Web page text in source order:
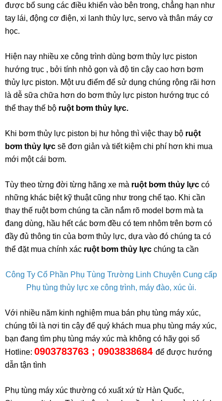
được bổ sung các điều khiển vào bên trong, chẳng hạn như
tay lái, động cơ điện, xi lanh thủy lực, servo và thân máy cơ
học.
Hiện nay nhiều xe công trình dùng bơm thủy lực piston
hướng trục , bởi tính nhỏ gọn và độ tin cậy cao hơn bơm
thủy lực piston. Một ưu điểm để sử dụng chúng rộng rãi hơn
là dễ sữa chữa hơn do bơm thủy lực piston hướng trục có
thể thay thế bộ ruột bơm thủy lực.
Khi bơm thủy lực piston bị hư hỏng thì việc thay bộ ruột
bơm thủy lực sẽ đơn giản và tiết kiệm chi phí hơn khi mua
mới một cái bơm.
Tùy theo từng đời từng hãng xe mà ruột bơm thủy lực có
những khác biệt kỹ thuật cũng như trong chế tạo. Khi cần
thay thế ruột bơm chúng ta cần nắm rõ model bơm mà ta
đang dùng, hầu hết các bơm đều có tem nhôm trên bơm có
đầy đủ thông tin của bơm thủy lực, dựa vào đó chúng ta có
thể đặt mua chính xác ruột bơm thủy lực chúng ta cần
Công Ty Cổ Phần Phụ Tùng Trường Linh Chuyên Cung cấp
Phụ tùng thủy lực xe công trình, máy đào, xúc ủi.
Với nhiều năm kinh nghiệm mua bán phụ tùng máy xúc,
chúng tôi là nơi tin cậy để quý khách mua phụ tùng máy xúc,
bạn đang tìm phụ tùng máy xúc mà không có hãy gọi số
Hotline: 0903783763 ; 0903838684 để được hướng
dẫn tận tình
Phụ tùng máy xúc thường có xuất xứ từ Hàn Quốc,